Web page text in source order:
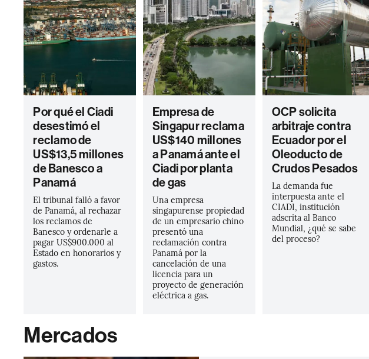
Por qué el Ciadi
desestimó el
reclamo de
US$13,5 millones
de Banesco a
Panamá
El tribunal falló a favor
de Panamá, al rechazar
los reclamos de
Banesco y ordenarle a
pagar US$900.000 al
Estado en honorarios y
gastos.
Empresa de
Singapur reclama
US$140 millones
a Panamá ante el
Ciadi por planta
de gas
Una empresa
singapurense propiedad
de un empresario chino
presentó una
reclamación contra
Panamá por la
cancelación de una
licencia para un
proyecto de generación
eléctrica a gas.
OCP solicita
arbitraje contra
Ecuador por el
Oleoducto de
Crudos Pesados
La demanda fue
interpuesta ante el
CIADI, institución
adscrita al Banco
Mundial, ¿qué se sabe
del proceso?
Mercados